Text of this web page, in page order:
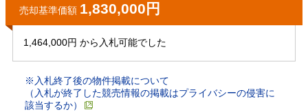
売却基準価額 1,830,000円
1,464,000円 から入札可能でした
※入札終了後の物件掲載について
（入札が終了した競売情報の掲載はプライバシーの侵害に
該当するか）